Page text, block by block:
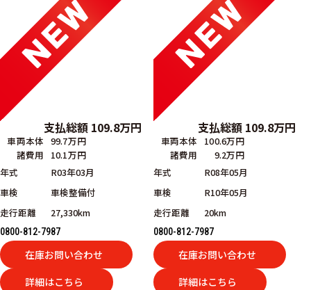
支払総額 109.8万円
車両本体 99.7万円
諸費用
10.1万円
年式
R03年03月
車検
車検整備付
走行距離
27,330km
0800-812-7987
在庫お問い合わせ
詳細はこちら
支払総額 109.8万円
車両本体
100.6万円
諸費用
9.2万円
年式
R08年05月
車検
R10年05月
走行距離
20km
0800-812-7987
在庫お問い合わせ
詳細はこちら